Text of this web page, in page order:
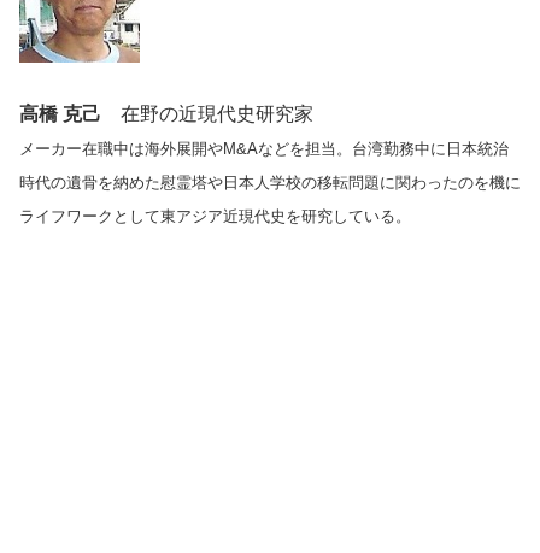
高橋 克己 在野の近現代史研究家
メーカー在職中は海外展開やM&Aなどを担当。台湾勤務中に日本統治
時代の遺骨を納めた慰霊塔や日本人学校の移転問題に関わったのを機に
ライフワークとして東アジア近現代史を研究している。